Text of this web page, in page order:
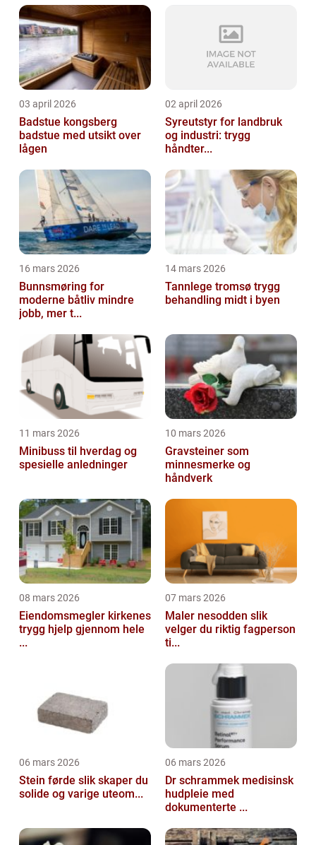
03 april 2026
Badstue kongsberg
badstue med utsikt over
lågen
02 april 2026
Syreutstyr for landbruk
og industri: trygg
håndter...
16 mars 2026
Bunnsmøring for
moderne båtliv mindre
jobb, mer t...
14 mars 2026
Tannlege tromsø trygg
behandling midt i byen
11 mars 2026
Minibuss til hverdag og
spesielle anledninger
10 mars 2026
Gravsteiner som
minnesmerke og
håndverk
08 mars 2026
Eiendomsmegler kirkenes
trygg hjelp gjennom hele
...
07 mars 2026
Maler nesodden slik
velger du riktig fagperson
ti...
06 mars 2026
Stein førde slik skaper du
solide og varige uteom...
06 mars 2026
Dr schrammek medisinsk
hudpleie med
dokumenterte ...